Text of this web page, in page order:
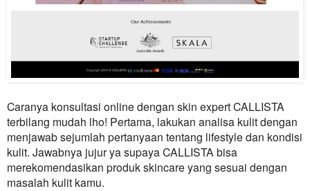
Caranya konsultasi online dengan skin expertCALLISTA
terbilang mudah lho! Pertama, lakukan analisa kulit dengan
menjawab sejumlah pertanyaan tentang lifestyle dan kondisi
kulit. Jawabnya jujur ya supayaCALLISTA bisa
merekomendasikan produk skincare yang sesuai dengan
masalah kulit kamu.